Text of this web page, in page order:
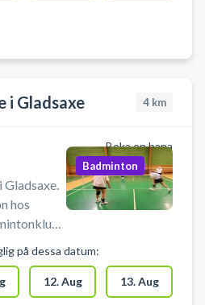
Gladsaxe 4 km
Boka en bana
hos
Husk
Badminton
på dessa datum:
12. Aug 13. Aug